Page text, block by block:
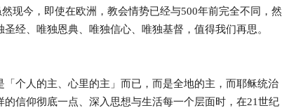
现今，即使在欧洲，教会情势已经与500年前完全不同，然
经、唯独恩典、唯独信心、唯独基督，值得我们再思。
个人的主、心里的主」而已，而是全地的主，而耶稣统治
信仰彻底一点、深入思想与生活每一个层面时，在21世纪